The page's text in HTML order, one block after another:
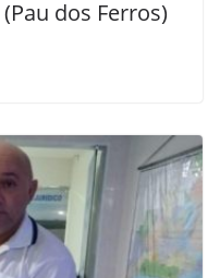
dos Ferros)